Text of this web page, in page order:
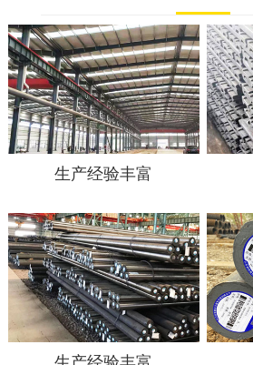
生产经验丰富